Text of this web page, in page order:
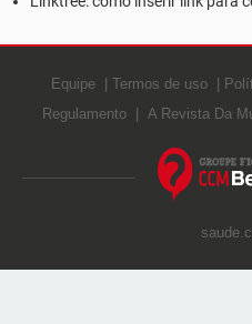
Equipe Termos de uso
Regulamento
A Revista Da